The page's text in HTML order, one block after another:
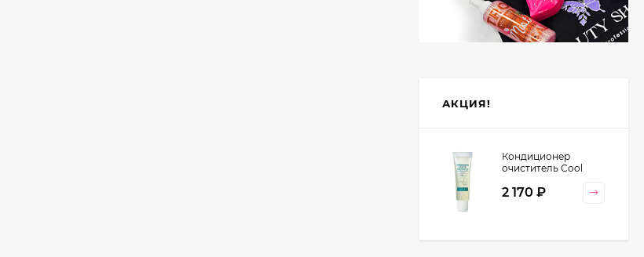
АКЦИЯ!
Кондиционер
очиститель Cool
Cosmetics, 130 гр
2 170 ₽